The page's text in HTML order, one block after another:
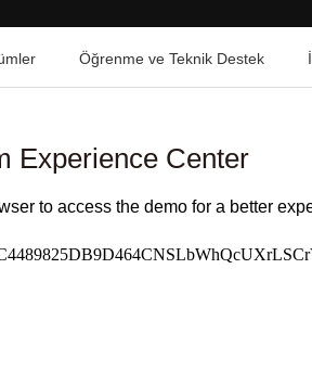
Öğrenme ve Teknik Destek
Experience Center
to access the demo for a better